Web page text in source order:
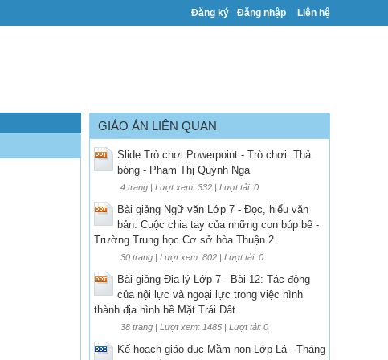
Đăng ký Đăng nhập Liên hệ
GIÁO ÁN LIÊN QUAN
Slide Trò chơi Powerpoint - Trò chơi: Thả
bóng - Phạm Thị Quỳnh Nga
4 trang | Lượt xem: 332 | Lượt tải: 0
Bài giảng Ngữ văn Lớp 7 - Đọc, hiểu văn
bản: Cuộc chia tay của những con búp bê -
Trường Trung học Cơ sở hòa Thuận 2
30 trang | Lượt xem: 802 | Lượt tải: 0
Bài giảng Địa lý Lớp 7 - Bài 12: Tác động
của nội lực và ngoại lực trong việc hình
thành địa hình bề Mặt Trái Đất
38 trang | Lượt xem: 1485 | Lượt tải: 0
Kế hoạch giáo dục Mầm non Lớp Lá - Tháng